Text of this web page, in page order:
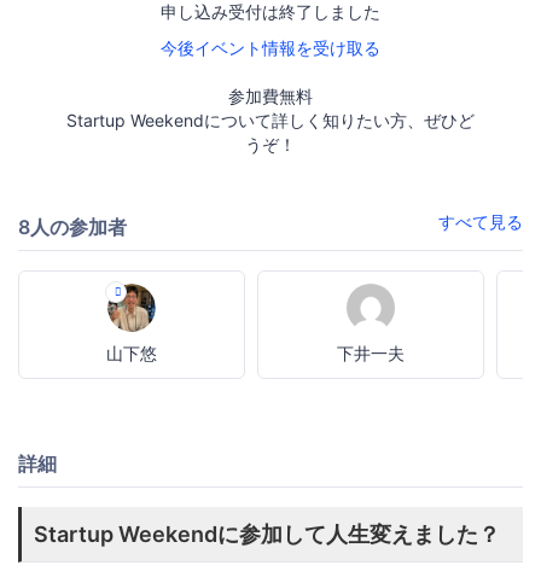
申し込み受付は終了しました
今後イベント情報を受け取る
参加費無料
Startup Weekendについて詳しく知りたい方、ぜひど
うぞ！
8人の参加者 すべて見る
山下悠 下井一夫
詳細
Startup Weekendに参加して人生変えました？